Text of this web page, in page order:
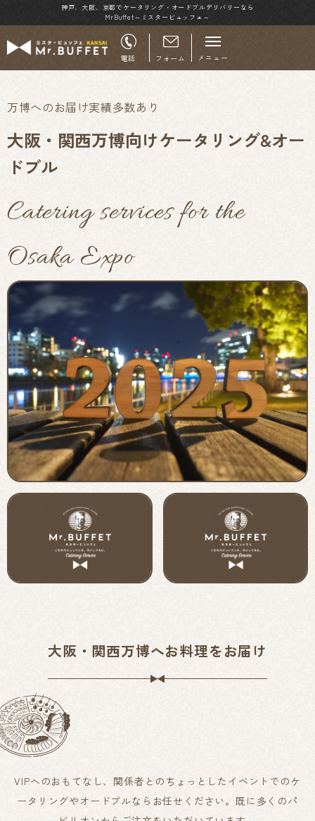
神戸、大阪、京都でケータリング・オードブルデリバリーなら
MrBuffet～ミスタービュッフェ～
電話 フォーム メニュー
万博へのお届け実績多数あり
大阪・関西万博向けケータリング&オー
ドブル
Catering services for the
Osaka Expo
大阪・関西万博へお料理をお届け
VIPへのおもてなし、関係者とのちょっとしたイベントでのケ
ータリングやオードブルならお任せください。既に多くのパ